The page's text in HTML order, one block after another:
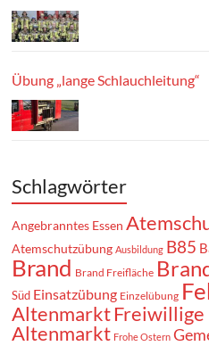
Übung „lange Schlauchleitung“
Schlagwörter
Angebranntes Essen
Atemschutzübung Ausbildung B85
Brand Brand Freifläche
Süd Einsatzübung Einzelübung
AltenmarktFreiwillige
Altenmarkt Frohe Ostern